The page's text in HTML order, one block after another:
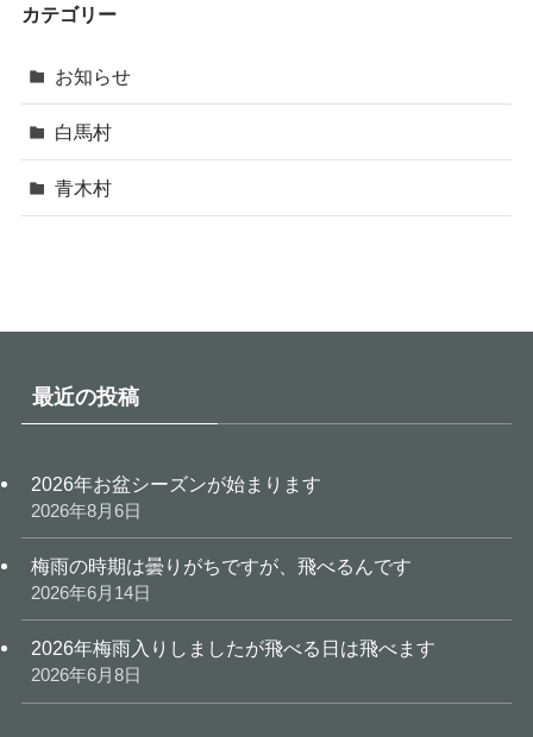
カテゴリー
お知らせ
白馬村
青木村
最近の投稿
2026年お盆シーズンが始まります
2026年8月6日
梅雨の時期は曇りがちですが、飛べるんです
2026年6月14日
2026年梅雨入りしましたが飛べる日は飛べます
2026年6月8日